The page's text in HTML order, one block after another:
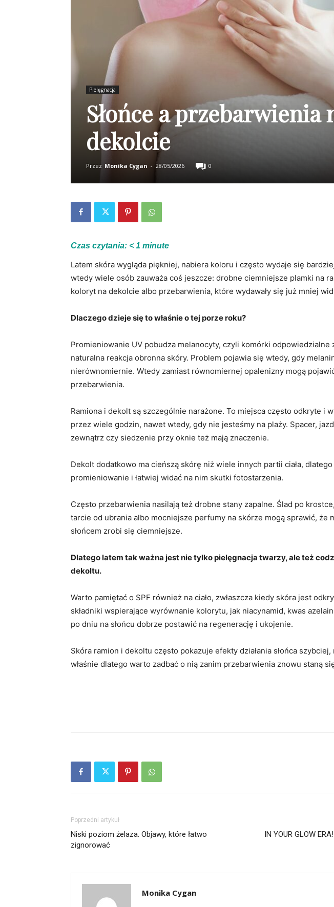
Pielęgnacja
Słońce a
dekolcie
Przez Monika Cygan - 28/05/2026 0
Czas czytania: < 1 minute
Latem skóra wygląda piękniej, nabiera koloru i często wydaje się
wtedy wiele osób zauważa coś jeszcze: drobne ciemniejsze plamki na
koloryt na dekolcie albo przebarwienia, które wydawały się już mniej
Dlaczego dzieje się to właśnie o tej porze roku?
Promieniowanie UV pobudza melanocyty, czyli komórki odpowiedzialne
naturalna reakcja obronna skóry. Problem pojawia się wtedy, gdy
nierównomiernie. Wtedy zamiast równomiernej opalenizny mogą
przebarwienia.
Ramiona i dekolt są szczególnie narażone. To miejsca często odkryte i
przez wiele godzin, nawet wtedy, gdy nie jesteśmy na plaży. Spacer,
zewnątrz czy siedzenie przy oknie też mają znaczenie.
Dekolt dodatkowo ma cieńszą skórę niż wiele innych partii ciała,
promieniowanie i łatwiej widać na nim skutki fotostarzenia.
Często przebarwienia nasilają też drobne stany zapalne. Ślad po
tarcie od ubrania albo mocniejsze perfumy na skórze mogą sprawić, że
słońcem zrobi się ciemniejsze.
Dlatego latem tak ważna jest nie tylko pielęgnacja twarzy, ale też
dekoltu.
Warto pamiętać o SPF również na ciało, zwłaszcza kiedy skóra jest
składniki wspierające wyrównanie kolorytu, jak niacynamid, kwas
po dniu na słońcu dobrze postawić na regenerację i ukojenie.
Skóra ramion i dekoltu często pokazuje efekty działania słońca
właśnie dlatego warto zadbać o nią zanim przebarwienia znowu staną
Poprzedni artykuł
Niski poziom żelaza. Objawy, które łatwo
zignorować
IN YOUR GLOW
Monika Cygan